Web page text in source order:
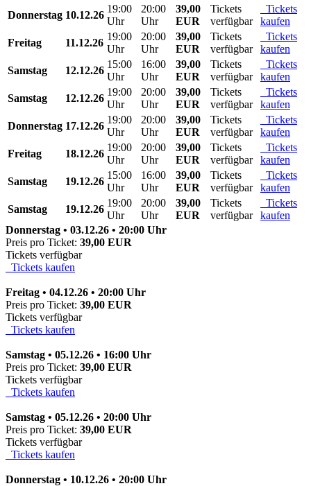
Donnerstag 10.12.26
19:00
Uhr
20:00
Uhr
39,00
EUR
Tickets
verfügbar
Tickets
kaufen
Freitag
11.12.26
19:00
Uhr
20:00
Uhr
39,00
EUR
Tickets
verfügbar
Tickets
kaufen
Samstag
12.12.26
15:00
Uhr
16:00
Uhr
39,00
EUR
Tickets
verfügbar
Tickets
kaufen
Samstag
12.12.26
19:00
Uhr
20:00
Uhr
39,00
EUR
Tickets
verfügbar
Tickets
kaufen
Donnerstag 17.12.26
19:00
Uhr
20:00
Uhr
39,00
EUR
Tickets
verfügbar
Tickets
kaufen
Freitag
18.12.26
19:00
Uhr
20:00
Uhr
39,00
EUR
Tickets
verfügbar
Tickets
kaufen
Samstag
19.12.26
15:00
Uhr
16:00
Uhr
39,00
EUR
Tickets
verfügbar
Tickets
kaufen
Samstag
19.12.26
19:00
Uhr
20:00
Uhr
39,00
EUR
Tickets
verfügbar
Tickets
kaufen
Donnerstag • 03.12.26 • 20:00 Uhr
Preis pro Ticket: 39,00 EUR
Tickets verfügbar
Tickets kaufen
Freitag • 04.12.26 • 20:00 Uhr
Preis pro Ticket: 39,00 EUR
Tickets verfügbar
Tickets kaufen
Samstag • 05.12.26 • 16:00 Uhr
Preis pro Ticket: 39,00 EUR
Tickets verfügbar
Tickets kaufen
Samstag • 05.12.26 • 20:00 Uhr
Preis pro Ticket: 39,00 EUR
Tickets verfügbar
Tickets kaufen
Donnerstag • 10.12.26 • 20:00 Uhr